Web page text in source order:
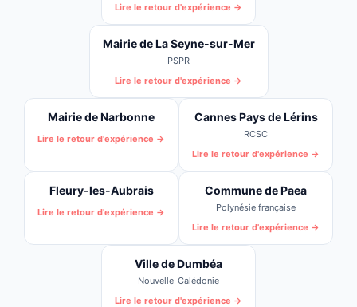
Lire le retour d'expérience →
Mairie de La Seyne-sur-Mer
PSPR
Lire le retour d'expérience →
Mairie de Narbonne
Lire le retour d'expérience →
Cannes Pays de Lérins
RCSC
Lire le retour d'expérience →
Fleury-les-Aubrais
Lire le retour d'expérience →
Commune de Paea
Polynésie française
Lire le retour d'expérience →
Ville de Dumbéa
Nouvelle-Calédonie
Lire le retour d'expérience →